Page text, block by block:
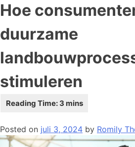
Hoe
duurzame
stimuleren
Posted on juli 3, 2024 by Romily